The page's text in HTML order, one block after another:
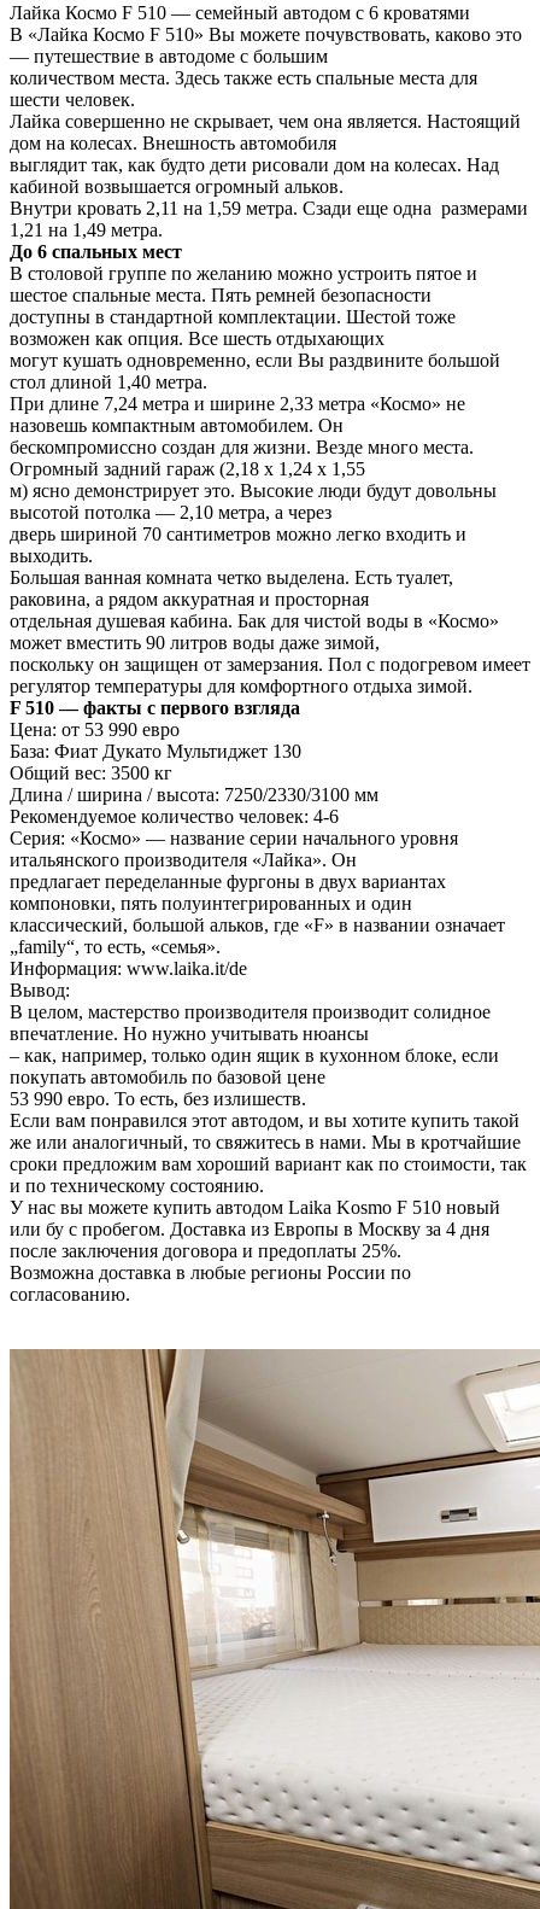
Лайка Космо F 510 — семейный автодом с 6 кроватями
В «Лайка Космо F 510» Вы можете почувствовать, каково это
— путешествие в автодоме с большим
количеством места. Здесь также есть спальные места для
шести человек.
Лайка совершенно не скрывает, чем она является. Настоящий
дом на колесах. Внешность автомобиля
выглядит так, как будто дети рисовали дом на колесах. Над
кабиной возвышается огромный альков.
Внутри кровать 2,11 на 1,59 метра. Сзади еще одна размерами
1,21 на 1,49 метра.
До 6 спальных мест
В столовой группе по желанию можно устроить пятое и
шестое спальные места. Пять ремней безопасности
доступны в стандартной комплектации. Шестой тоже
возможен как опция. Все шесть отдыхающих
могут кушать одновременно, если Вы раздвините большой
стол длиной 1,40 метра.
При длине 7,24 метра и ширине 2,33 метра «Космо» не
назовешь компактным автомобилем. Он
бескомпромиссно создан для жизни. Везде много места.
Огромный задний гараж (2,18 х 1,24 х 1,55
м) ясно демонстрирует это. Высокие люди будут довольны
высотой потолка — 2,10 метра, а через
дверь шириной 70 сантиметров можно легко входить и
выходить.
Большая ванная комната четко выделена. Есть туалет,
раковина, а рядом аккуратная и просторная
отдельная душевая кабина. Бак для чистой воды в «Космо»
может вместить 90 литров воды даже зимой,
поскольку он защищен от замерзания. Пол с подогревом имеет
регулятор температуры для комфортного отдыха зимой.
F 510 — факты с первого взгляда
Цена: от 53 990 евро
База: Фиат Дукато Мультиджет 130
Общий вес: 3500 кг
Длина / ширина / высота: 7250/2330/3100 мм
Рекомендуемое количество человек: 4-6
Серия: «Космо» — название серии начального уровня
итальянского производителя «Лайка». Он
предлагает переделанные фургоны в двух вариантах
компоновки, пять полуинтегрированных и один
классический, большой альков, где «F» в названии означает
„family“, то есть, «семья».
Информация: www.laika.it/de
Вывод:
В целом, мастерство производителя производит солидное
впечатление. Но нужно учитывать нюансы
– как, например, только один ящик в кухонном блоке, если
покупать автомобиль по базовой цене
53 990 евро. То есть, без излишеств.
Если вам понравился этот автодом, и вы хотите купить такой
же или аналогичный, то свяжитесь в нами. Мы в кротчайшие
сроки предложим вам хороший вариант как по стоимости, так
и по техническому состоянию.
У нас вы можете купить автодом Laika Kosmo F 510 новый
или бу с пробегом. Доставка из Европы в Москву за 4 дня
после заключения договора и предоплаты 25%.
Возможна доставка в любые регионы России по
согласованию.